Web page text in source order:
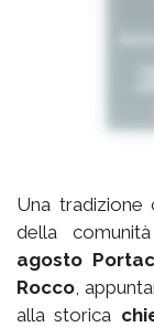
Una tradizione
della
agosto
Rocco ,
alla storica